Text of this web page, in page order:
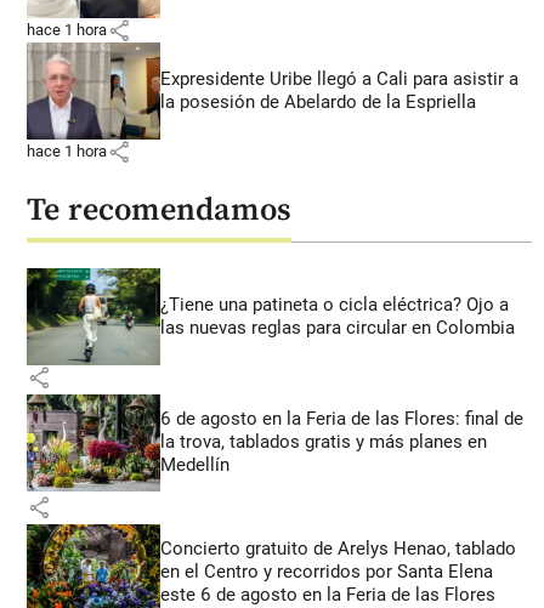
hace 1 hora share
Expresidente Uribe llegó a Cali para asistir a
la posesión de Abelardo de la Espriella
hace 1 hora share
Te recomendamos
¿Tiene una patineta o cicla eléctrica? Ojo a
las nuevas reglas para circular en Colombia
share
6 de agosto en la Feria de las Flores: final de
la trova, tablados gratis y más planes en
Medellín
share
Concierto gratuito de Arelys Henao, tablado
en el Centro y recorridos por Santa Elena
este 6 de agosto en la Feria de las Flores